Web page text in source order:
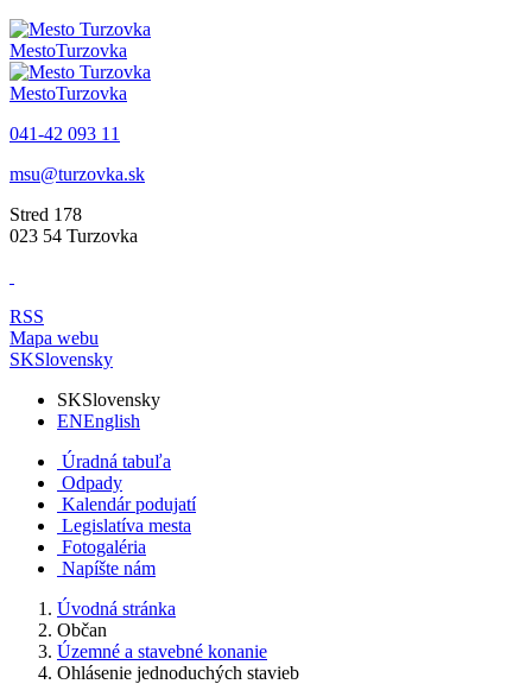
MestoTurzovka
MestoTurzovka
041-42 093 11
msu@turzovka.sk
Stred 178
023 54 Turzovka
RSS
Mapa webu
SKSlovensky
SKSlovensky
ENEnglish
Úradná tabuľa
Odpady
Kalendár podujatí
Legislatíva mesta
Fotogaléria
Napíšte nám
Úvodná stránka
Občan
Územné a stavebné konanie
Ohlásenie jednoduchých stavieb